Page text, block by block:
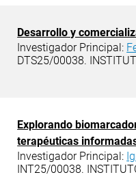
Desarrollo y
Investigador Principal:
DTS25/00038.
Explorando
terapéuticas
Investigador Principal:
INT25/00038.